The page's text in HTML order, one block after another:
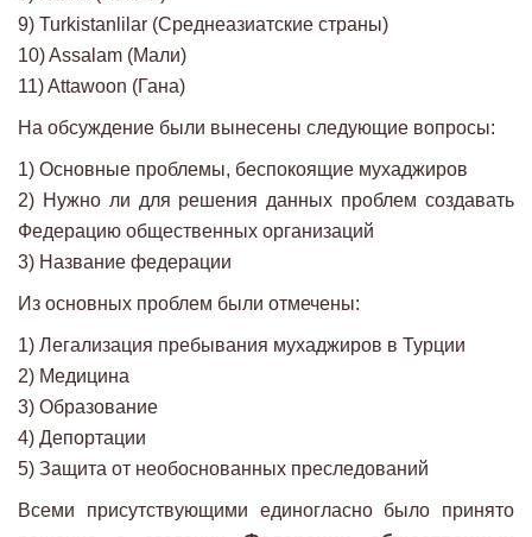
9) Turkistanlilar (Среднеазиатские страны)
10) Assalam (Мали)
11) Attawoon (Гана)
На обсуждение были вынесены следующие вопросы:
1) Основные проблемы, беспокоящие мухаджиров
2) Нужно ли для решения данных проблем создавать
Федерацию общественных организаций
3) Название федерации
Из основных проблем были отмечены:
1) Легализация пребывания мухаджиров в Турции
2) Медицина
3) Образование
4) Депортации
5) Защита от необоснованных преследований
Всеми присутствующими единогласно было принято